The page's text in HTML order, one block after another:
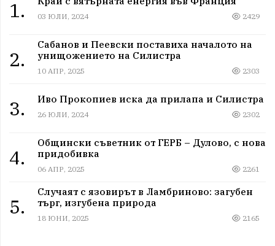
1. 03 ЮЛИ, 2024 2429
2.
Сабанов и Пеевски поставиха началото на
унищожението на Силистра
10 АПР, 2025 2303
3. Иво Прокопиев иска да прилапа и Силистра
26 ЮЛИ, 2024 2302
4.
Общински съветник от ГЕРБ – Дулово, с нова
придобивка
06 АПР, 2025 2261
5.
Случаят с язовирът в Ламбриново: загубен
търг, изгубена природа
18 ЮНИ, 2025 2165